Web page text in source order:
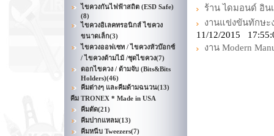
ไขควงกันไฟฟ้าสถิต (ESD Safe)
(8)
ไขควงอิเลคทรอนิกส์ ไขควง
ขนาดเล็ก(3)
ไขควงออฟเซท / ไขควงหัวบ๊อกซ์
/ ไขควงด้ามไม้ /ชุดไขควง(7)
ดอกไขควง / ด้ามจับ (Bits&Bits
Holders)(46)
คีมต่างๆ และคีมด้ามฉนวน(13)
คีม TRONEX * Made in USA
คีมตัด(21)
คีมปากแหลม(13)
คีมหนีบ Tweezers(7)
ร้าน ไดมอนด์ อิน
งานแข่งขันทักษะ
11/12/2015
งาน Modern